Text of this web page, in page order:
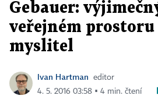
Gebauer:
veřejném
myslitel
Ivan Hartman
editor
4. 5. 2016 03:58 ▪ 4 min. čtení